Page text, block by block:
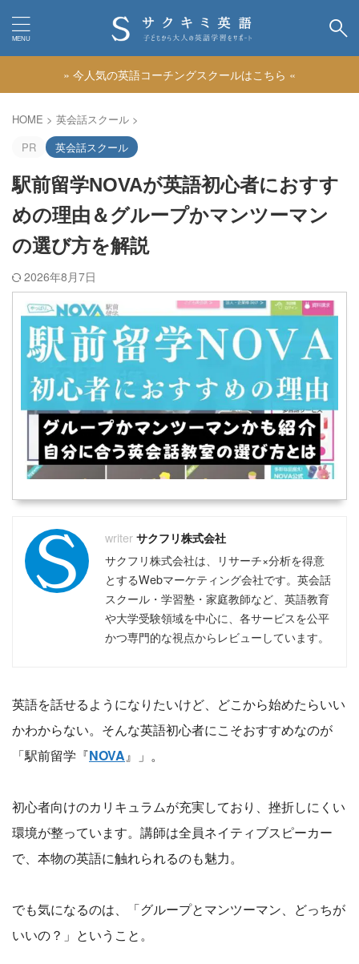
» 今人気の英語コーチングスクールはこちら «
HOME > 英会話スクール >
PR
英会話スクール
駅前留学NOVAが英語初心者におすす
めの理由＆グループかマンツーマン
の選び方を解説
2026年8月7日
サクフリ株式会社
サクフリ株式会社は、リサーチ×分析を得意
とするWebマーケティング会社です。英会話
スクール・学習塾・家庭教師など、英語教育
や大学受験領域を中心に、各サービスを公平
かつ専門的な視点からレビューしています。
英語を話せるようになりたいけど、どこから始めたらいい
かわからない。そんな英語初心者にこそおすすめなのが
「駅前留学『NOVA』」。
初心者向けのカリキュラムが充実しており、挫折しにくい
環境が整っています。講師は全員ネイティブスピーカー
で、本物の英語に触れられるのも魅力。
でも気になるのは、「グループとマンツーマン、どっちが
いいの？」ということ。